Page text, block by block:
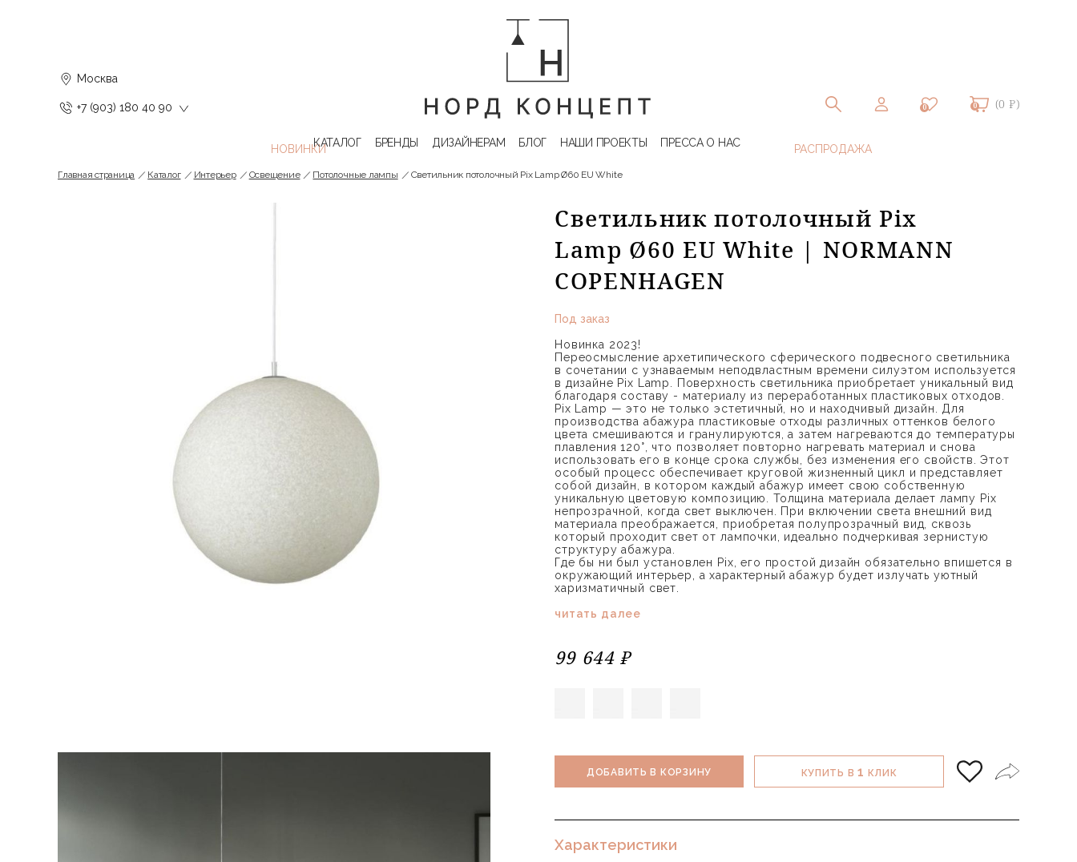
Москва
+7 (903) 180 40 90 0 0 (0 ₽)
КАТАЛОГ БРЕНДЫ ДИЗАЙНЕРАМ БЛОГ НАШИ ПРОЕКТЫ ПРЕССА О НАС
Главная страница Каталог Интерьер Освещение Потолочные лампы Светильник потолочный Pix Lamp Ø60 EU White
Светильник потолочный Pix
Lamp Ø60 EU White | NORMANN
COPENHAGEN
Под заказ
Новинка 2023!
Переосмысление архетипического сферического подвесного светильника
в сочетании с узнаваемым неподвластным времени силуэтом используется
в дизайне Pix Lamp. Поверхность светильника приобретает уникальный вид
благодаря составу - материалу из переработанных пластиковых отходов.
Pix Lamp — это не только эстетичный, но и находчивый дизайн. Для
производства абажура пластиковые отходы различных оттенков белого
цвета смешиваются и гранулируются, а затем нагреваются до температуры
плавления 120°, что позволяет повторно нагревать материал и снова
использовать его в конце срока службы, без изменения его свойств. Этот
особый процесс обеспечивает круговой жизненный цикл и представляет
собой дизайн, в котором каждый абажур имеет свою собственную
уникальную цветовую композицию. Толщина материала делает лампу Pix
непрозрачной, когда свет выключен. При включении света внешний вид
материала преображается, приобретая полупрозрачный вид, сквозь
который проходит свет от лампочки, идеально подчеркивая зернистую
структуру абажура.
Где бы ни был установлен Pix, его простой дизайн обязательно впишется в
окружающий интерьер, а характерный абажур будет излучать уютный
харизматичный свет.
читать далее
99 644 ₽
ДОБАВИТЬ В КОРЗИНУ КУПИТЬ В1 КЛИК
Характеристики